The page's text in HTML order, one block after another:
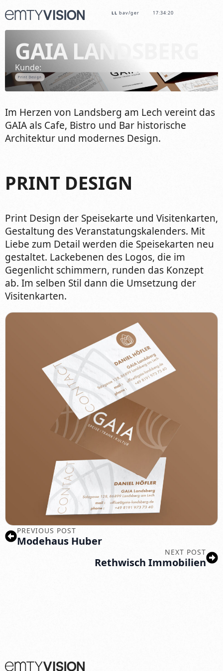
LL bav/ger 17:34:21
GAIA LANDSBERG
Kunde:
Print Design
Im Herzen von Landsberg am Lech vereint das
GAIA als Cafe, Bistro und Bar historische
Architektur und modernes Design.
PRINT DESIGN
Print Design der Speisekarte und Visitenkarten,
Gestaltung des Veranstatungskalenders. Mit
Liebe zum Detail werden die Speisekarten neu
gestaltet. Lackebenen des Logos, die im
Gegenlicht schimmern, runden das Konzept
ab. Im selben Stil dann die Umsetzung der
Visitenkarten.
PREVIOUS POST
Modehaus Huber
NEXT POST
Rethwisch Immobilien